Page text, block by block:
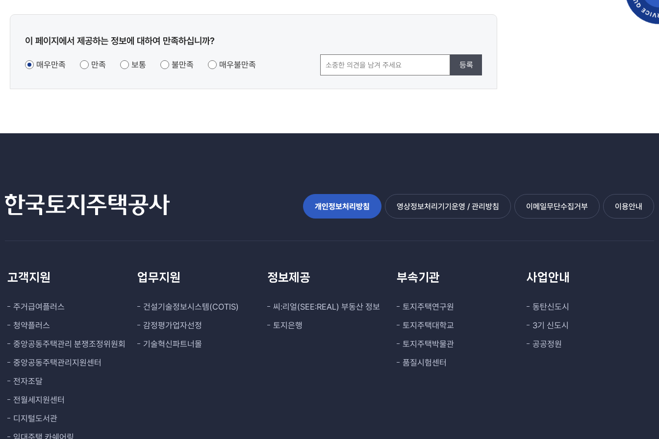
콘텐츠
조사
이 페이지에서 제공하는 정보에 대하여 만족하십니까?
매우만족 만족 보통 불만족 매우불만족 등록
개인정보처리방침 영상정보처리기기운영 / 관리방침 이메일무단수집거부 이용안내
고객지원
주거급여플러스
청약플러스
중앙공동주택관리 분쟁조정위원회
중앙공동주택관리지원센터
전자조달
전월세지원센터
디지털도서관
임대주택 카쉐어링
업무지원
건설기술정보시스템(COTIS)
감정평가업자선정
기술혁신파트너몰
정보제공
씨:리얼(SEE:REAL) 부동산 정보
토지은행
부속기관
토지주택연구원
토지주택대학교
토지주택박물관
품질시험센터
사업안내
동탄신도시
3기 신도시
공공정원